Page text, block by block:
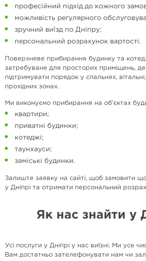
професійний підхід до кожного
можливість регулярного
зручний виїзд по Дніпру;
персональний розрахунок вартості.
Поверхневе прибирання будинку та
затребуване для просторих приміщень,
підтримувати порядок у спальнях,
прохідних зонах.
Ми виконуємо прибирання на об’єктах
квартири;
приватні будинки;
котеджі;
таунхауси;
заміські будинки.
Залиште заявку на сайті, щоб замовити
у Дніпрі та отримати персональний
Як нас знайти у
Усі послуги у Дніпрі у нас виїзні. Ми усе
Вам достатньо зателефонувати нам чи